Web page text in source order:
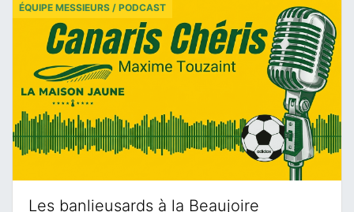
Les banlieusards à la Beaujoire
ÉQUIPE MESSIEURS / PODCAST